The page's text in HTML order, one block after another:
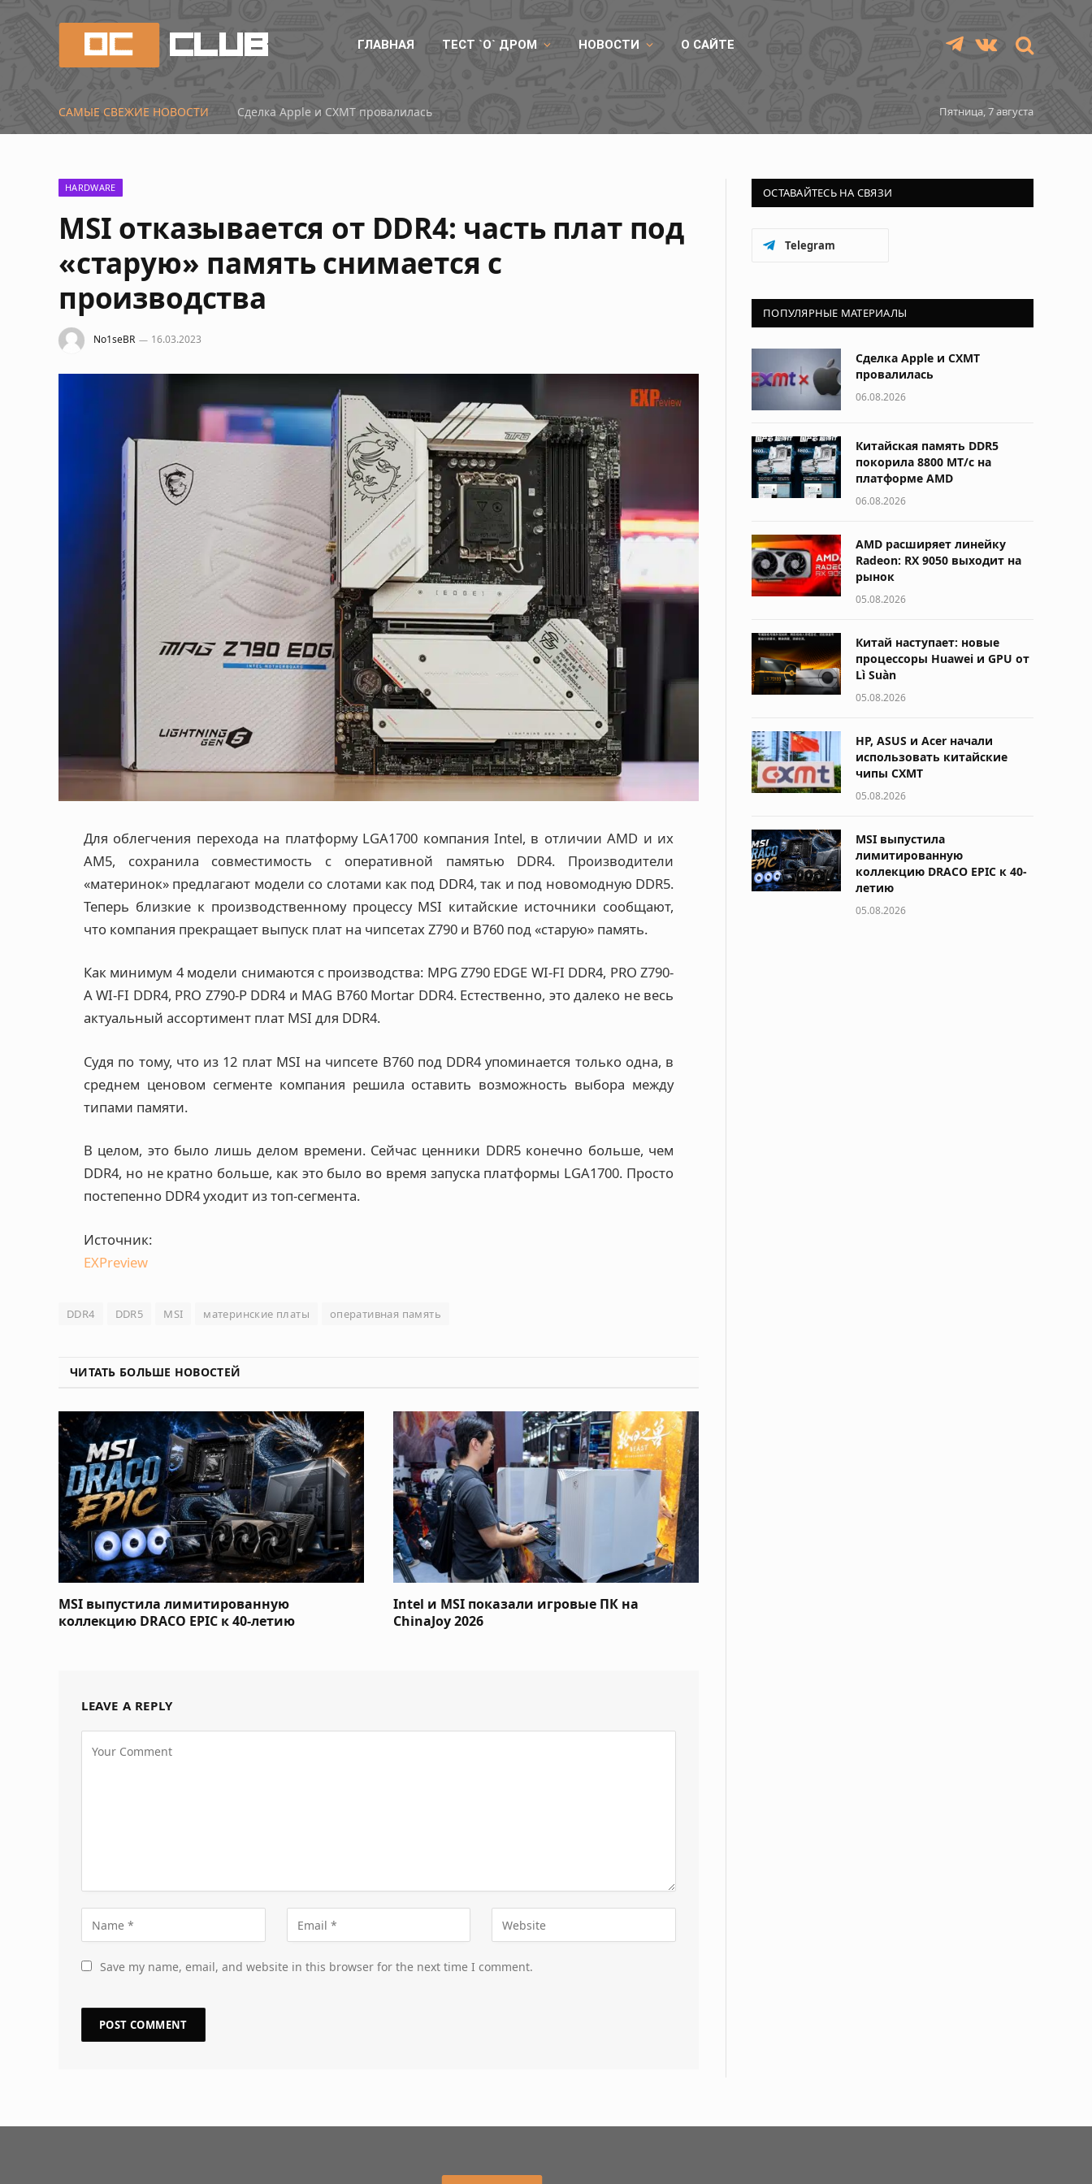
ГЛАВНАЯ ТЕСТ `О` ДРОМ НОВОСТИ О САЙТЕ TelegramVKontakte
САМЫЕ СВЕЖИЕ НОВОСТИ Пятница, 7 августа
HARDWARE
MSI отказывается от DDR4: часть плат под
«старую» память снимается с
производства
No1seBR 16.03.2023
Для облегчения перехода на платформу LGA1700 компания Intel, в отличии AMD и их
AM5, сохранила совместимость с оперативной памятью DDR4. Производители
«материнок» предлагают модели со слотами как под DDR4, так и под новомодную DDR5.
Теперь близкие к производственному процессу MSI китайские источники сообщают,
что компания прекращает выпуск плат на чипсетах Z790 и B760 под «старую» память.
Как минимум 4 модели снимаются с производства: MPG Z790 EDGE WI-FI DDR4, PRO Z790-
A WI-FI DDR4, PRO Z790-P DDR4 и MAG B760 Mortar DDR4. Естественно, это далеко не весь
актуальный ассортимент плат MSI для DDR4.
Судя по тому, что из 12 плат MSI на чипсете B760 под DDR4 упоминается только одна, в
среднем ценовом сегменте компания решила оставить возможность выбора между
типами памяти.
В целом, это было лишь делом времени. Сейчас ценники DDR5 конечно больше, чем
DDR4, но не кратно больше, как это было во время запуска платформы LGA1700. Просто
постепенно DDR4 уходит из топ-сегмента.
Источник:
EXPreview
DDR4 DDR5 MSI материнские платы оперативная память
ЧИТАТЬ БОЛЬШЕ НОВОСТЕЙ
MSI выпустила лимитированную
коллекцию DRACO EPIC к 40-летию
Intel и MSI показали игровые ПК на
ChinaJoy 2026
LEAVE A REPLY
Save my name, email, and website in this browser for the next time I comment.
ОСТАВАЙТЕСЬ НА СВЯЗИ
Telegram
ПОПУЛЯРНЫЕ МАТЕРИАЛЫ
Сделка Apple и CXMT
провалилась
06.08.2026
Китайская память DDR5
покорила 8800 МТ/с на
платформе AMD
06.08.2026
AMD расширяет линейку
Radeon: RX 9050 выходит на
рынок
05.08.2026
Китай наступает: новые
процессоры Huawei и GPU от
Lì Suàn
05.08.2026
HP, ASUS и Acer начали
использовать китайские
чипы CXMT
05.08.2026
MSI выпустила
лимитированную
коллекцию DRACO EPIC к 40-
летию
05.08.2026